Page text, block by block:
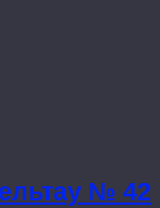
№ 42